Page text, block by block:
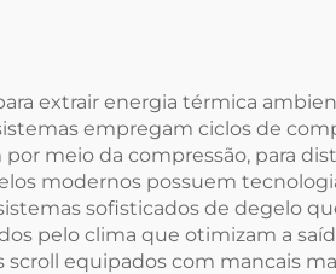
extrair energia térmica
empregam ciclos de
meio da compressão, para
modernos possuem
sofisticados de degelo
pelo clima que otimizam a
scroll equipados com mancais